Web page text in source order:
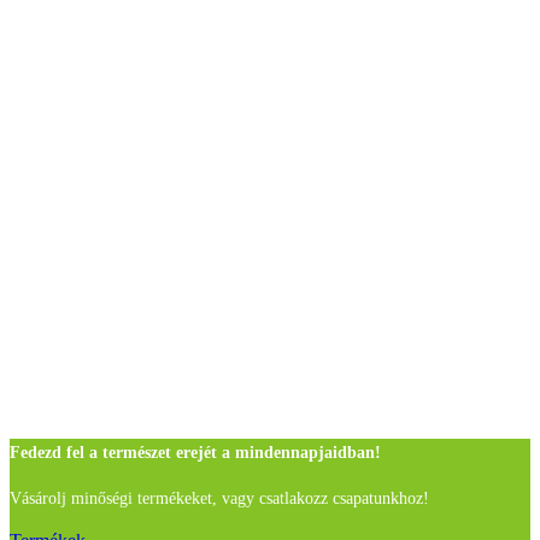
Fedezd fel a természet erejét a mindennapjaidban!
Vásárolj minőségi termékeket, vagy csatlakozz csapatunkhoz!